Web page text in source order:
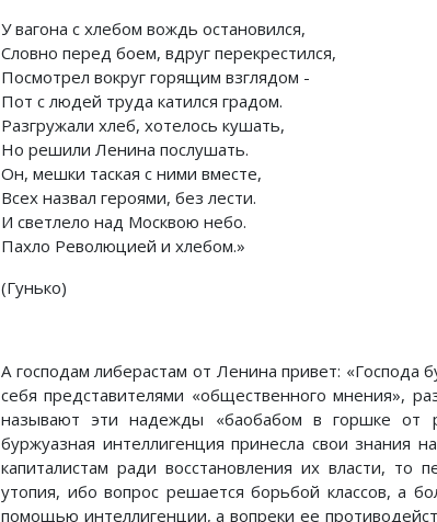
У вагона с хлебом вождь остановился,
Словно перед боем, вдруг перекрестился,
Посмотрел вокруг горящим взглядом -
Пот с людей труда катился градом.
Разгружали хлеб, хотелось кушать,
Hо решили Ленина послушать.
Он, мешки таская с ними вместе,
Всех назвал героями, без лести.
И светлело над Москвою небо.
Пахло Революцией и хлебом.»
(Гунько)
А господам либерастам от Ленина привет: «Господа
себя представителями «общественного мнения»,
называют эти надежды «баобабом в горшке от
буржуазная интеллигенция принесла свои знания
капиталистам ради восстановления их власти,
утопия, ибо вопрос решается борьбой классов, а
помощью интеллигенции, а вопреки ее